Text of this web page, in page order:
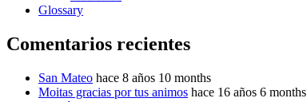
Glossary
Comentarios recientes
San Mateo hace 8 años 10 months
Moitas gracias por tus animos hace 16 años 6 months